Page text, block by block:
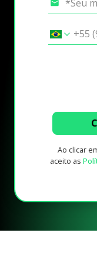
Ao clicar
aceito as